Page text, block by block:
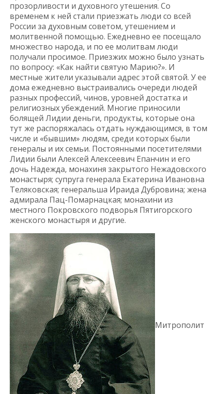
прозорливости и духовного утешения. Со
временем к ней стали приезжать люди со всей
России за духовным советом, утешением и
молитвенной помощью. Ежедневно ее посещало
множество народа, и по ее молитвам люди
получали просимое. Приезжих можно было узнать
по вопросу: «Как найти святую Марию?». И
местные жители указывали адрес этой святой. У ее
дома ежедневно выстраивались очереди людей
разных профессий, чинов, уровней достатка и
религиозных убеждений. Многие приносили
болящей Лидии деньги, продукты, которые она
тут же распоряжалась отдать нуждающимся, в том
числе и «бывшим» людям, среди которых были
генералы и их семьи. Постоянными посетителями
Лидии были Алексей Алексеевич Епанчин и его
дочь Надежда, монахиня закрытого Нежадовского
монастыря; супруга генерала Екатерина Ивановна
Теляковская; генеральша Ираида Дубровина; жена
адмирала Пац-Помарнацкая; монахини из
местного Покровского подворья Пятигорского
женского монастыря и другие.
Митрополит